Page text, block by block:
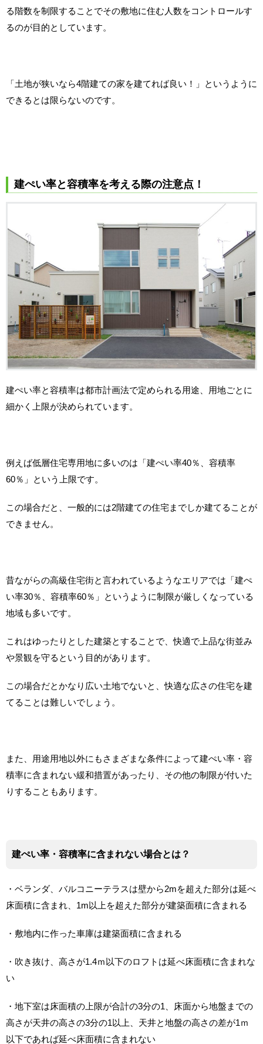
る階数を制限することでその敷地に住む人数をコントロールす
るのが目的としています。
「土地が狭いなら4階建ての家を建てれば良い！」というように
できるとは限らないのです。
建ぺい率と容積率を考える際の注意点！
建ぺい率と容積率は都市計画法で定められる用途、用地ごとに
細かく上限が決められています。
例えば低層住宅専用地に多いのは「建ぺい率40％、容積率
60％」という上限です。
この場合だと、一般的には2階建ての住宅までしか建てることが
できません。
昔ながらの高級住宅街と言われているようなエリアでは「建ぺ
い率30％、容積率60％」というように制限が厳しくなっている
地域も多いです。
これはゆったりとした建築とすることで、快適で上品な街並み
や景観を守るという目的があります。
この場合だとかなり広い土地でないと、快適な広さの住宅を建
てることは難しいでしょう。
また、用途用地以外にもさまざまな条件によって建ぺい率・容
積率に含まれない緩和措置があったり、その他の制限が付いた
りすることもあります。
建ぺい率・容積率に含まれない場合とは？
・ベランダ、バルコニーテラスは壁から2mを超えた部分は延べ
床面積に含まれ、1m以上を超えた部分が建築面積に含まれる
・敷地内に作った車庫は建築面積に含まれる
・吹き抜け、高さが1.4ｍ以下のロフトは延べ床面積に含まれな
い
・地下室は床面積の上限が合計の3分の1、床面から地盤までの
高さが天井の高さの3分の1以上、天井と地盤の高さの差が1ｍ
以下であれば延べ床面積に含まれない